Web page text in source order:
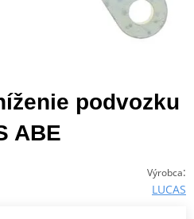
podvozku
ABE
Výrobca:
LUCAS